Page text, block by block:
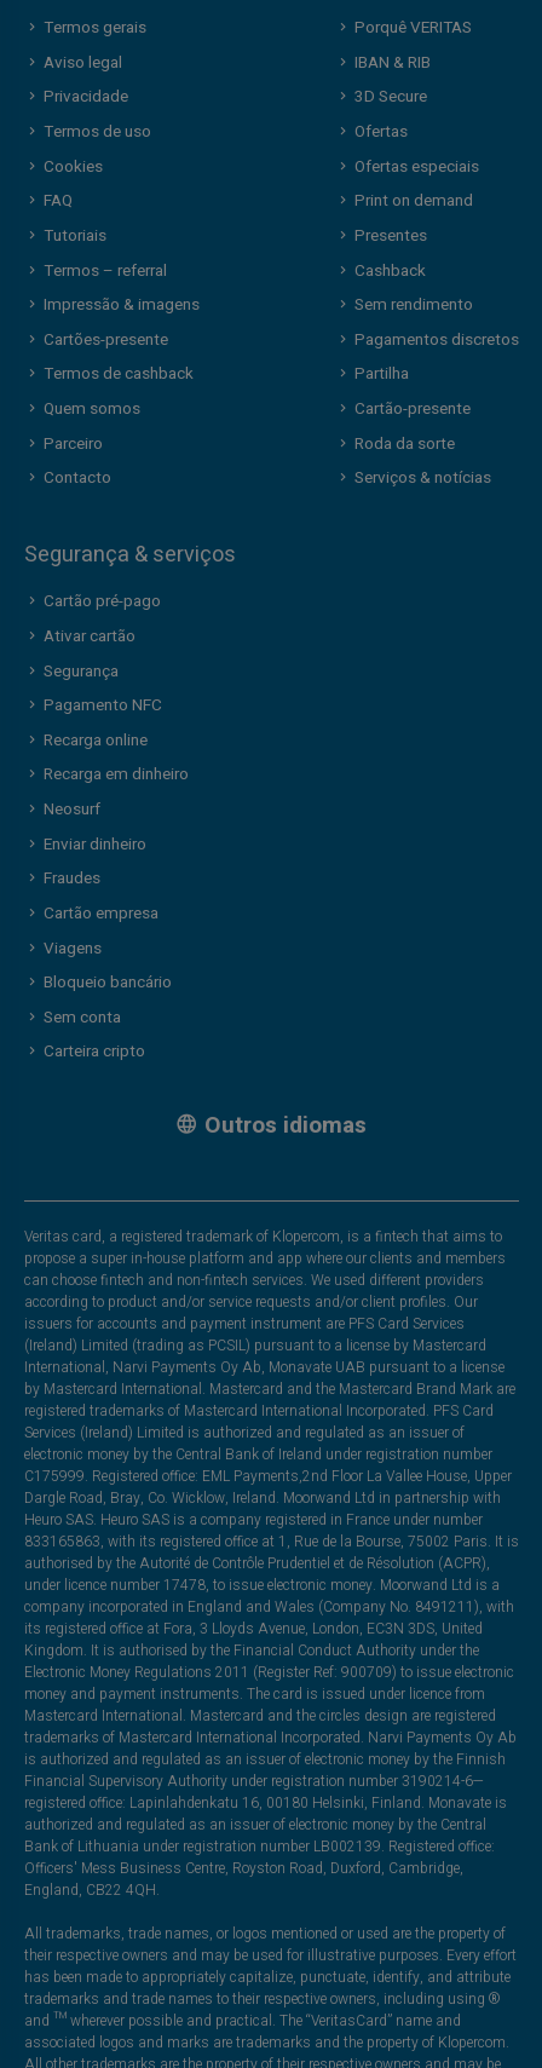
Termos gerais
Aviso legal
Privacidade
Termos de uso
Cookies
FAQ
Tutoriais
Termos – referral
Impressão & imagens
Cartões-presente
Termos de cashback
Quem somos
Parceiro
Contacto
Porquê VERITAS
IBAN & RIB
3D Secure
Ofertas
Ofertas especiais
Print on demand
Presentes
Cashback
Sem rendimento
Pagamentos discretos
Partilha
Cartão-presente
Roda da sorte
Serviços & notícias
Segurança & serviços
Cartão pré-pago
Ativar cartão
Segurança
Pagamento NFC
Recarga online
Recarga em dinheiro
Neosurf
Enviar dinheiro
Fraudes
Cartão empresa
Viagens
Bloqueio bancário
Sem conta
Carteira cripto
Outros idiomas
Veritas card, a registered trademark of Klopercom, is a fintech that aims to
propose a super in-house platform and app where our clients and members
can choose fintech and non-fintech services. We used different providers
according to product and/or service requests and/or client profiles. Our
issuers for accounts and payment instrument are PFS Card Services
(Ireland) Limited (trading as PCSIL) pursuant to a license by Mastercard
International, Narvi Payments Oy Ab, Monavate UAB pursuant to a license
by Mastercard International. Mastercard and the Mastercard Brand Mark are
registered trademarks of Mastercard International Incorporated. PFS Card
Services (Ireland) Limited is authorized and regulated as an issuer of
electronic money by the Central Bank of Ireland under registration number
C175999. Registered office: EML Payments,2nd Floor La Vallee House, Upper
Dargle Road, Bray, Co. Wicklow, Ireland. Moorwand Ltd in partnership with
Heuro SAS. Heuro SAS is a company registered in France under number
833165863, with its registered office at 1, Rue de la Bourse, 75002 Paris. It is
authorised by the Autorité de Contrôle Prudentiel et de Résolution (ACPR),
under licence number 17478, to issue electronic money. Moorwand Ltd is a
company incorporated in England and Wales (Company No. 8491211), with
its registered office at Fora, 3 Lloyds Avenue, London, EC3N 3DS, United
Kingdom. It is authorised by the Financial Conduct Authority under the
Electronic Money Regulations 2011 (Register Ref: 900709) to issue electronic
money and payment instruments. The card is issued under licence from
Mastercard International. Mastercard and the circles design are registered
trademarks of Mastercard International Incorporated. Narvi Payments Oy Ab
is authorized and regulated as an issuer of electronic money by the Finnish
Financial Supervisory Authority under registration number 3190214-6—
registered office: Lapinlahdenkatu 16, 00180 Helsinki, Finland. Monavate is
authorized and regulated as an issuer of electronic money by the Central
Bank of Lithuania under registration number LB002139. Registered office:
Officers' Mess Business Centre, Royston Road, Duxford, Cambridge,
England, CB22 4QH.
All trademarks, trade names, or logos mentioned or used are the property of
their respective owners and may be used for illustrative purposes. Every effort
has been made to appropriately capitalize, punctuate, identify, and attribute
trademarks and trade names to their respective owners, including using ®
and ™ wherever possible and practical. The “VeritasCard” name and
associated logos and marks are trademarks and the property of Klopercom.